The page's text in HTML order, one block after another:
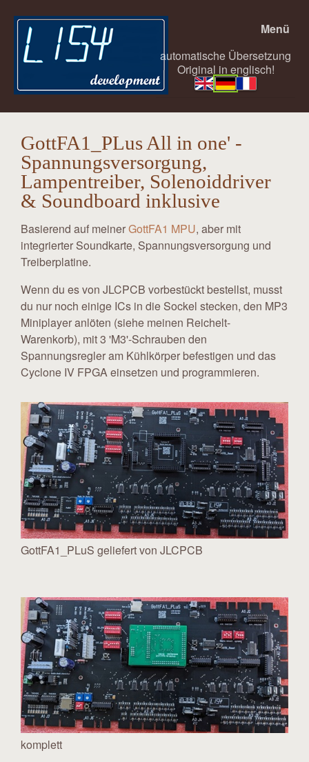
Menü
automatische Übersetzung
Original in englisch!
GottFA1_PLus All in one' -
Spannungsversorgung,
Lampentreiber, Solenoiddriver
& Soundboard inklusive
Basierend auf meinerGottFA1 MPU, aber mit
integrierter Soundkarte, Spannungsversorgung und
Treiberplatine.
Wenn du es von JLCPCB vorbestückt bestellst, musst
du nur noch einige ICs in die Sockel stecken, den MP3
Miniplayer anlöten (siehe meinen Reichelt-
Warenkorb), mit 3 'M3'-Schrauben den
Spannungsregler am Kühlkörper befestigen und das
Cyclone IV FPGA einsetzen und programmieren.
GottFA1_PLuS geliefert von JLCPCB
komplett